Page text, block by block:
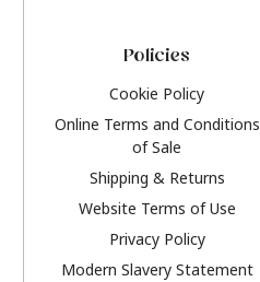
Policies
Cookie Policy
Online Terms and Conditions
of Sale
Shipping & Returns
Website Terms of Use
Privacy Policy
Modern Slavery Statement